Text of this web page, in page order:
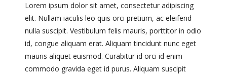
Lorem ipsum dolor sit amet, consectetur adipiscing
elit. Nullam iaculis leo quis orci pretium, ac eleifend
nulla suscipit. Vestibulum felis mauris, porttitor in odio
id, congue aliquam erat. Aliquam tincidunt nunc eget
mauris aliquet euismod. Curabitur id orci id enim
commodo gravida eget id purus. Aliquam suscipit